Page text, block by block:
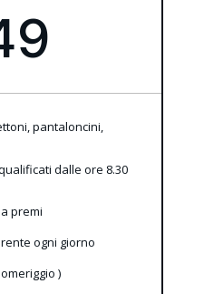
pantaloncini,
dalle ore 8.30
premi
ogni giorno
)